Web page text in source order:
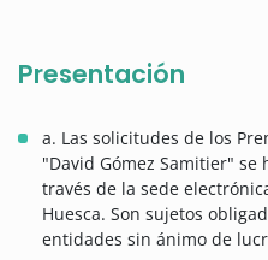
Presentación
a. Las solicitudes de los
"David Gómez Samitier"
través de la sede
Huesca. Son sujetos
entidades sin ánimo de